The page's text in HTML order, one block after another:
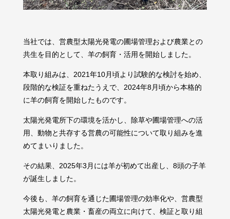
当社では、営農型太陽光発電の圃場管理および農業との
共生を目的として、羊の飼育・活用を開始しました。
本取り組みは、2021年10月頃より試験的な検討を始め、
段階的な検証を重ねたうえで、2024年8月頃から本格的
に羊の飼育を開始したものです。
太陽光発電所下の環境を活かし、除草や圃場管理への活
用、動物と共存する営農の可能性について取り組みを進
めてまいりました。
その結果、2025年3月には羊が初めて出産し、8頭の子羊
が誕生しました。
今後も、羊の飼育を通じた圃場管理の効率化や、営農型
太陽光発電と農業・畜産の両立に向けて、検証と取り組